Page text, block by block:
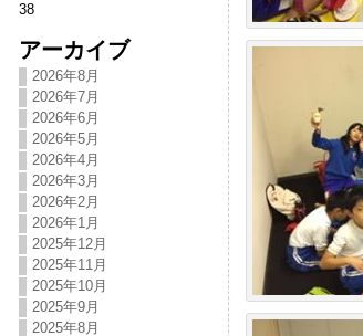
38
アーカイブ
2026年8月
2026年7月
2026年6月
2026年5月
2026年4月
2026年3月
2026年2月
2026年1月
2025年12月
2025年11月
2025年10月
2025年9月
2025年8月